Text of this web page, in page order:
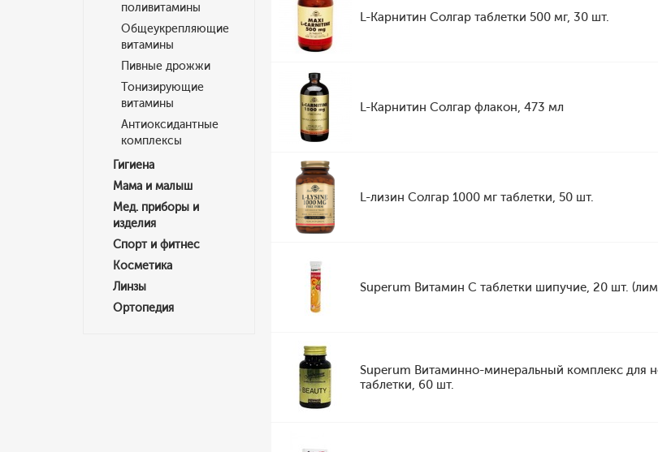
поливитамины
Общеукрепляющие
витамины
Пивные дрожжи
Тонизирующие
витамины
Антиоксидантные
комплексы
Гигиена
Мама и малыш
Мед. приборы и
изделия
Спорт и фитнес
Косметика
Линзы
Ортопедия
L-Карнитин Солгар таблетки 500 мг, 30 шт.
L-Карнитин Солгар флакон, 473 мл
L-лизин Солгар 1000 мг таблетки, 50 шт.
Superum Витамин С таблетки шипучие, 20 шт.
Superum Витаминно-минеральный комплекс для
таблетки, 60 шт.